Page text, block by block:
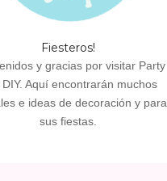
Fiesteros!
y gracias por visitar Party
DIY. Aquí encontrarán muchos
e ideas de decoración y para
sus fiestas.